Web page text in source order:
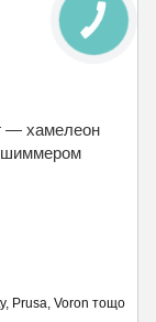
— хамелеон
шиммером
Prusa, Voron тощо